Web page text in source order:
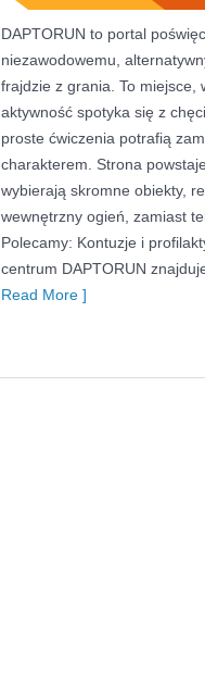
DAPTORUN to portal
niezawodowemu,
frajdzie z grania. To miejsce,
aktywność spotyka się z
proste ćwiczenia potrafią
charakterem. Strona
wybierają skromne obiekty,
wewnętrzny ogień, zamiast
Polecamy: Kontuzje i
centrum DAPTORUN
Read More ]